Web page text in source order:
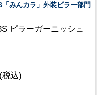
みんカラ」外装ピラー部門
ピラーガーニッシュ
(税込)